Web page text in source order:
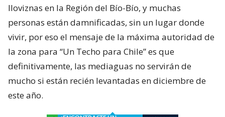
lloviznas en la Región del Bío-Bío, y muchas
personas están damnificadas, sin un lugar donde
vivir, por eso el mensaje de la máxima autoridad de
la zona para “Un Techo para Chile” es que
definitivamente, las mediaguas no servirán de
mucho si están recién levantadas en diciembre de
este año.